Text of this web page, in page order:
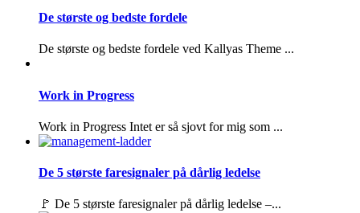
De største og bedste fordele
De største og bedste fordele ved Kallyas Theme ...
Work in Progress
Work in Progress Intet er så sjovt for mig som ...
De 5 største faresignaler på dårlig ledelse
🚩 De 5 største faresignaler på dårlig ledelse –...